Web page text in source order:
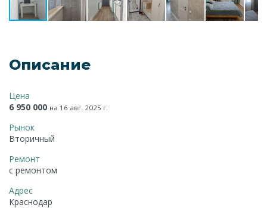
Описание
Цена
6 950 000 на 16 авг. 2025 г.
Рынок
Вторичный
Ремонт
с ремонтом
Адрес
Краснодар